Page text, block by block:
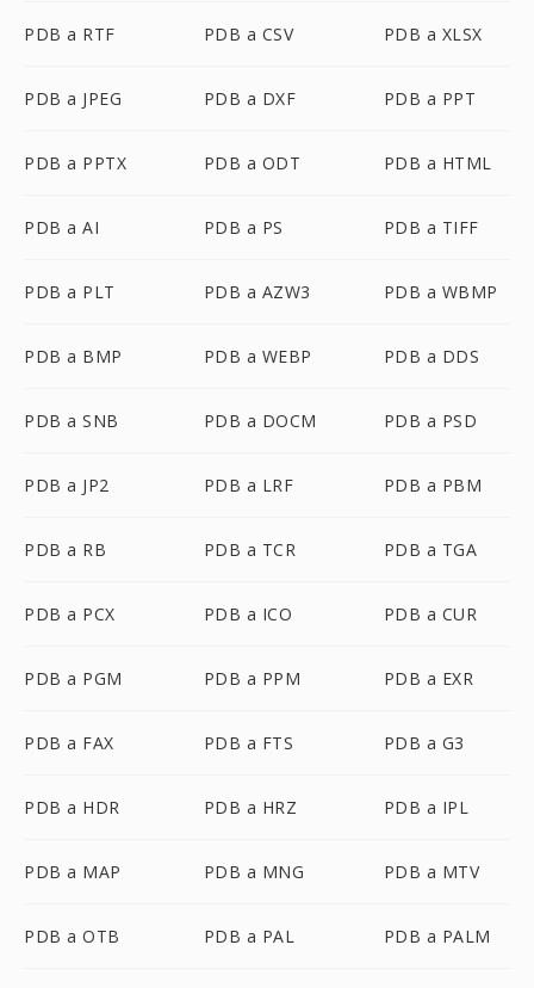
PDB a RTF PDB a CSV PDB a XLSX
PDB a JPEG PDB a DXF PDB a PPT
PDB a PPTX PDB a ODT PDB a HTML
PDB a AI PDB a PS PDB a TIFF
PDB a PLT PDB a AZW3 PDB a WBMP
PDB a BMP PDB a WEBP PDB a DDS
PDB a SNB PDB a DOCM PDB a PSD
PDB a JP2 PDB a LRF PDB a PBM
PDB a RB PDB a TCR PDB a TGA
PDB a PCX PDB a ICO PDB a CUR
PDB a PGM PDB a PPM PDB a EXR
PDB a FAX PDB a FTS PDB a G3
PDB a HDR PDB a HRZ PDB a IPL
PDB a MAP PDB a MNG PDB a MTV
PDB a OTB PDB a PAL PDB a PALM